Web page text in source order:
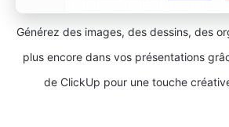
Générez des images, des dessins, des
plus encore dans vos présentations
de ClickUp pour une touche